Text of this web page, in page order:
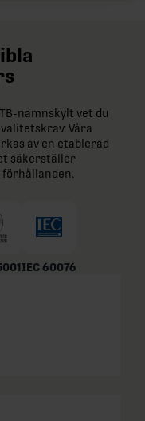
namnskylt vet du
Våra
av en etablerad
säkerställer
IEC 60076